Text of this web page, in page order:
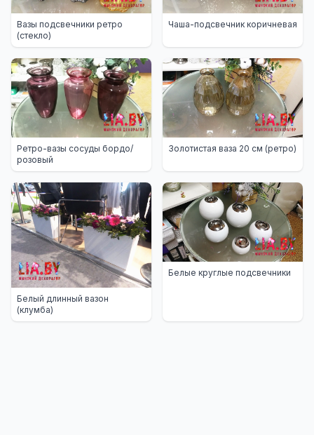
Вазы подсвечники ретро
(стекло)
Чаша-подсвечник коричневая
Ретро-вазы сосуды бордо/
розовый
Золотистая ваза 20 см (ретро)
Белый длинный вазон
(клумба)
Белые круглые подсвечники